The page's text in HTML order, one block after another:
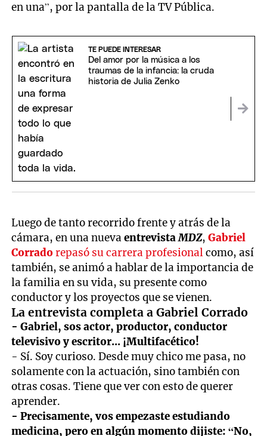
en una”, por la pantalla de la TV Pública.
TE PUEDE INTERESAR
Del amor por la música a los
traumas de la infancia: la cruda
historia de Julia Zenko
Luego de tanto recorrido frente y atrás de la
cámara, en una nuevaentrevistaMDZ,Gabriel
Corradorepasó su carrera profesionalcomo, así
también, se animó a hablar de la importancia de
la familia en su vida, su presente como
conductor y los proyectos que se vienen.
La entrevista completa a Gabriel Corrado
- Gabriel, sos actor, productor, conductor
televisivo y escritor... ¡Multifacético!
- Sí. Soy curioso. Desde muy chico me pasa, no
solamente con la actuación, sino también con
otras cosas. Tiene que ver con esto de querer
aprender.
- Precisamente, vos empezaste estudiando
medicina, pero en algún momento dijiste: “No,